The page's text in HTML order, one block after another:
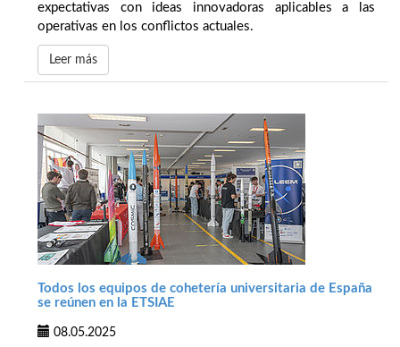
expectativas con ideas innovadoras aplicables a las
operativas en los conflictos actuales.
Leer más
Todos los equipos de cohetería universitaria de España
se reúnen en la ETSIAE
08.05.2025